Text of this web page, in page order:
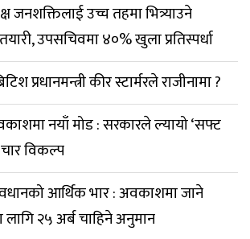
जनशक्तिलाई उच्च तहमा भित्र्याउने
उपसचिवमा ४०% खुला प्रतिस्पर्धा
प्रधानमन्त्री कीर स्टार्मरले राजीनामा ?
नयाँ मोड : सरकारले ल्यायो ‘सफ्ट
विकल्प
आर्थिक भार : अवकाशमा जाने
लागि २५ अर्ब चाहिने अनुमान